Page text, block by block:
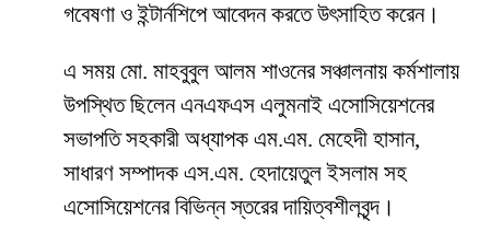
গবেষণা ও ইন্টার্নশিপে আবেদন করতে উৎসাহিত করেন।
এ সময় মো. মাহবুবুল আলম শাওনের সঞ্চালনায় কর্মশালায়
উপস্থিত ছিলেন এনএফএস এলুমনাই এসোসিয়েশনের
সভাপতি সহকারী অধ্যাপক এম.এম. মেহেদী হাসান,
সাধারণ সম্পাদক এস.এম. হেদায়েতুল ইসলাম সহ
এসোসিয়েশনের বিভিন্ন স্তরের দায়িত্বশীলবৃন্দ।